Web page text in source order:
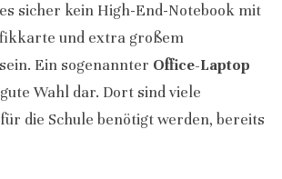
sicher kein High-End-Notebook mit
und extra großem
Ein sogenannter Office-Laptop
Wahl dar. Dort sind viele
die Schule benötigt werden, bereits